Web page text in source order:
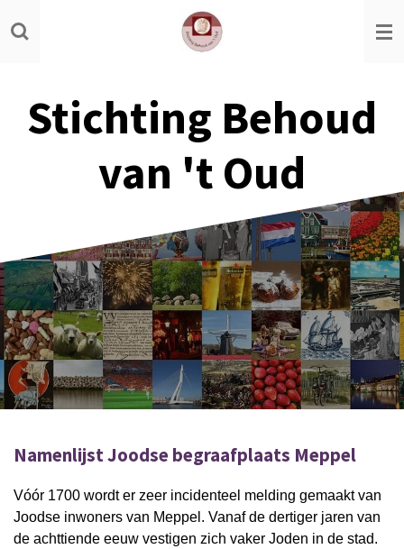
Ga
direct
hoofdinhoud
Stichting Behoud
van 't Oud
Namenlijst Joodse begraafplaats Meppel
Vóór 1700 wordt er zeer incidenteel melding gemaakt van
Joodse inwoners van Meppel. Vanaf de dertiger jaren van
de achttiende eeuw vestigen zich vaker Joden in de stad.